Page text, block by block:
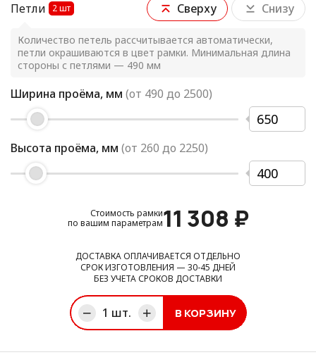
Петли 2шт Сверху Снизу
Количество петель рассчитывается автоматически,
петли окрашиваются в цвет рамки. Минимальная длина
стороны с петлями — 490 мм
Ширина проёма, мм (от 490 до 2500)
Высота проёма, мм (от 260 до 2250)
Стоимость рамки
по вашим параметрам11 308 ₽
ДОСТАВКА ОПЛАЧИВАЕТСЯ ОТДЕЛЬНО
СРОК ИЗГОТОВЛЕНИЯ — 30-45 ДНЕЙ
БЕЗ УЧЕТА СРОКОВ ДОСТАВКИ
1 шт. В КОРЗИНУ